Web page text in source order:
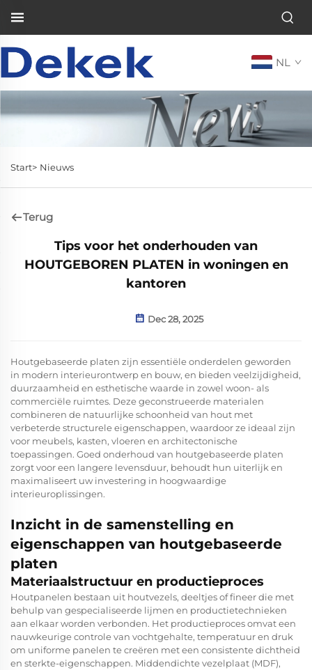
NL
Start> Nieuws
Terug
Tips voor het onderhouden van
HOUTGEBOREN PLATEN in woningen en
kantoren
Dec 28, 2025
Houtgebaseerde platen zijn essentiële onderdelen geworden
in modern interieurontwerp en bouw, en bieden veelzijdigheid,
duurzaamheid en esthetische waarde in zowel woon- als
commerciële ruimtes. Deze geconstrueerde materialen
combineren de natuurlijke schoonheid van hout met
verbeterde structurele eigenschappen, waardoor ze ideaal zijn
voor meubels, kasten, vloeren en architectonische
toepassingen. Goed onderhoud van houtgebaseerde platen
zorgt voor een langere levensduur, behoudt hun uiterlijk en
maximaliseert uw investering in hoogwaardige
interieuroplissingen.
Inzicht in de samenstelling en
eigenschappen van houtgebaseerde
platen
Materiaalstructuur en productieproces
Houtpanelen bestaan uit houtvezels, deeltjes of fineer die met
behulp van gespecialiseerde lijmen en productietechnieken
aan elkaar worden verbonden. Het productieproces omvat een
nauwkeurige controle van vochtgehalte, temperatuur en druk
om uniforme panelen te creëren met een consistente dichtheid
en sterkte-eigenschappen. Middendichte vezelplaat (MDF),